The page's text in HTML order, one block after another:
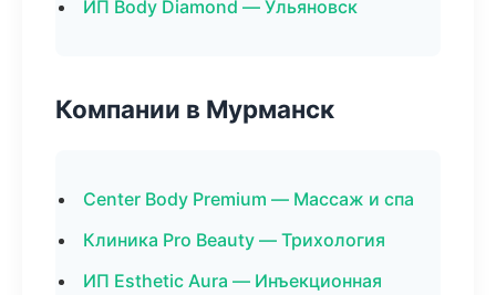
ИП Body Diamond — Ульяновск
Компании в Мурманск
Center Body Premium — Массаж и спа
Клиника Pro Beauty — Трихология
ИП Esthetic Aura — Инъекционная